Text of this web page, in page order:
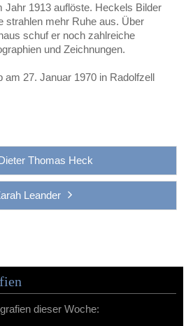
Jahr 1913 auflöste. Heckels Bilder
strahlen mehr Ruhe aus. Über
schuf er noch zahlreiche
und Zeichnungen.
am 27. Januar 1970 in Radolfzell
Thomas Heck
Leander
dieser Woche: